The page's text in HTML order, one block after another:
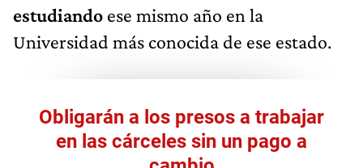
estudiando ese mismo año en la
Universidad más conocida de ese estado.
Obligarán a los presos a trabajar
en las cárceles sin un pago a